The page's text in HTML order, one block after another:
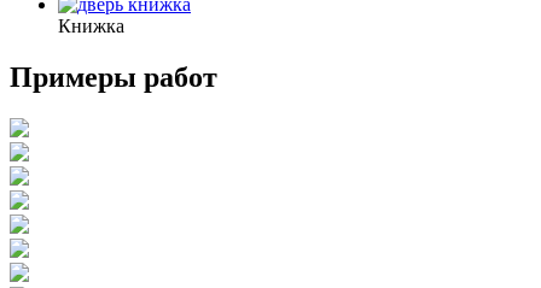
Книжка
Примеры работ